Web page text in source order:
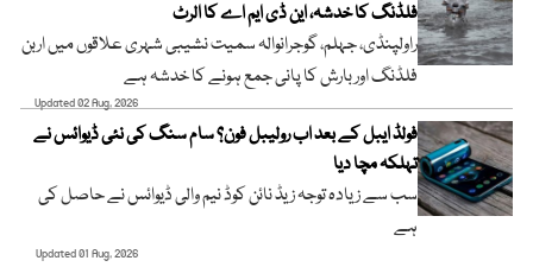
فلڈنگ کا خدشہ، این ڈی ایم اے کا الرٹ
راولپنڈی، جہلم، گوجرانوالہ سمیت نشیبی شہری علاقوں میں اربن
فلڈنگ اور بارش کا پانی جمع ہونے کا خدشہ ہے
Updated 02 Aug, 2026
فولڈ ایبل کے بعد اب رولیبل فون؟ سام سنگ کی نئی ڈیوائس نے
تہلکہ مچا دیا
سب سے زیادہ توجہ زیڈ نائن کوڈ نیم والی ڈیوائس نے حاصل کی
ہے
Updated 01 Aug, 2026